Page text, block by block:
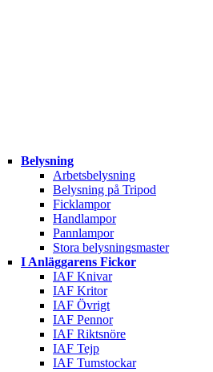
Belysning
Arbetsbelysning
Belysning på Tripod
Ficklampor
Handlampor
Pannlampor
Stora belysningsmaster
I Anläggarens Fickor
IAF Knivar
IAF Kritor
IAF Övrigt
IAF Pennor
IAF Riktsnöre
IAF Tejp
IAF Tumstockar